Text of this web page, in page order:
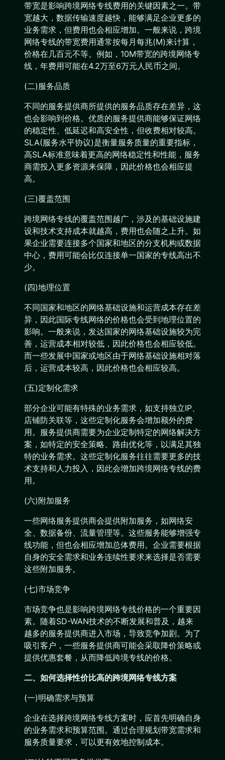
带宽是影响跨境网络专线费用的关键因素之一。带
宽越大，数据传输速度越快，能够满足企业更多的
业务需求，但费用也会相应增加。一般来说，跨境
网络专线的带宽费用通常按每月每兆(M)来计算，
价格在几百元不等。例如，10M带宽的跨境网络专
线，年费用可能在4.2万至6万元人民币之间。
(二)服务品质
不同的服务提供商所提供的服务品质存在差异，这
也会影响到价格。优质的服务提供商能够保证网络
的稳定性、低延迟和高安全性，但收费相对较高。
SLA(服务水平协议)是衡量服务质量的重要指标，
高SLA标准意味着更高的网络稳定性和性能，服务
商需投入更多资源来保障，因此价格也会相应提
高。
(三)覆盖范围
跨境网络专线的覆盖范围越广，涉及的基础设施建
设和技术支持成本就越高，费用也会随之上升。如
果企业需要连接多个国家和地区的分支机构或数据
中心，费用可能会比仅连接单一国家的专线高出不
少。
(四)地理位置
不同国家和地区的网络基础设施和运营成本存在差
异，因此国际专线网络的价格也会受到地理位置的
影响。一般来说，发达国家的网络基础设施较为完
善，运营成本相对较低，因此价格也会相应较低。
而一些发展中国家或地区由于网络基础设施相对落
后，运营成本较高，因此价格也会相应较高。
(五)定制化需求
部分企业可能有特殊的业务需求，如支持独立IP、
店铺防关联等，这些定制化服务会增加额外的费
用。服务提供商需要为企业定制特定的网络解决方
案，如特定的安全策略、路由优化等，以满足其独
特的业务需求。这些定制化服务往往需要更多的技
术支持和人力投入，因此会增加跨境网络专线的费
用。
(六)附加服务
一些网络服务提供商会提供附加服务，如网络安
全、数据备份、流量管理等。这些服务能够增强专
线功能，但也会相应增加总体费用。企业需要根据
自身的安全需求和业务连续性要求来选择是否需要
这些附加服务。
(七)市场竞争
市场竞争也是影响跨境网络专线价格的一个重要因
素。随着SD-WAN技术的不断发展和普及，越来
越多的服务提供商进入市场，导致竞争加剧。为了
吸引客户，一些服务提供商可能会采取降价策略或
提供优惠套餐，从而降低跨境专线的价格。
二、如何选择性价比高的跨境网络专线方案
(一)明确需求与预算
企业在选择跨境网络专线方案时，应首先明确自身
的业务需求和预算范围。通过合理规划带宽需求和
服务质量要求，可以更有效地控制成本。